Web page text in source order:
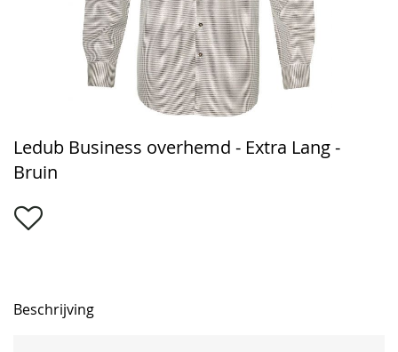
naar
het
begin
van
de
Ledub Business overhemd - Extra Lang -
Bruin
Beschrijving